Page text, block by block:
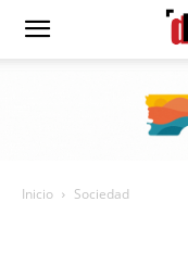
Diario
Inicio Sociedad